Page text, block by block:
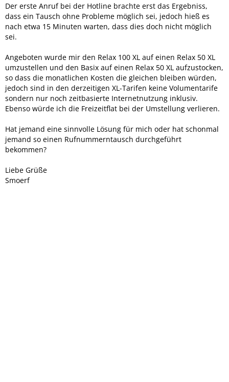
Der erste Anruf bei der Hotline brachte erst das Ergebniss,
dass ein Tausch ohne Probleme möglich sei, jedoch hieß es
nach etwa 15 Minuten warten, dass dies doch nicht möglich
sei.
Angeboten wurde mir den Relax 100 XL auf einen Relax 50 XL
umzustellen und den Basix auf einen Relax 50 XL aufzustocken,
so dass die monatlichen Kosten die gleichen bleiben würden,
jedoch sind in den derzeitigen XL-Tarifen keine Volumentarife
sondern nur noch zeitbasierte Internetnutzung inklusiv.
Ebenso würde ich die Freizeitflat bei der Umstellung verlieren.
Hat jemand eine sinnvolle Lösung für mich oder hat schonmal
jemand so einen Rufnummerntausch durchgeführt
bekommen?
Liebe Grüße
Smoerf